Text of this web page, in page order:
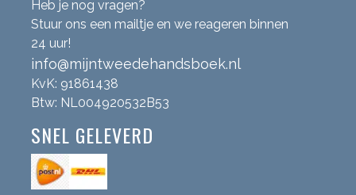
Heb je nog vragen?
Stuur ons een mailtje en we reageren binnen
24 uur!
info@mijntweedehandsboek.nl
KvK: 91861438
Btw: NL004920532B53
SNEL GELEVERD